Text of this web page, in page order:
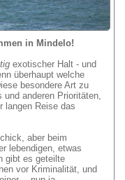
in Mindelo!
exotischer Halt - und
überhaupt welche
besondere Art zu
anderen Prioritäten,
langen Reise das
aber beim
lebendigen, etwas
gibt es geteilte
vor Kriminalität, und